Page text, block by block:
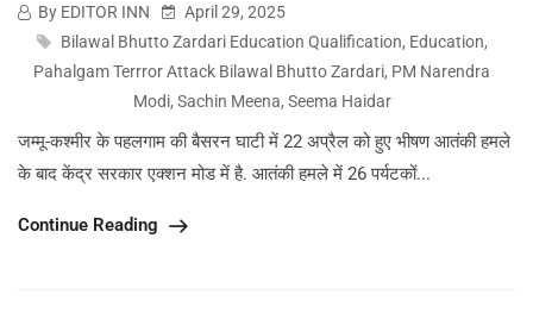
By EDITOR INN
April 29, 2025
Bilawal Bhutto Zardari Education Qualification, Education,
Pahalgam Terrror Attack Bilawal Bhutto Zardari, PM Narendra
Modi, Sachin Meena, Seema Haidar
जम्मू-कश्मीर के पहलगाम की बैसरन घाटी में 22 अप्रैल को हुए भीषण आतंकी हमले
के बाद केंद्र सरकार एक्शन मोड में है. आतंकी हमले में 26 पर्यटकों...
Continue Reading